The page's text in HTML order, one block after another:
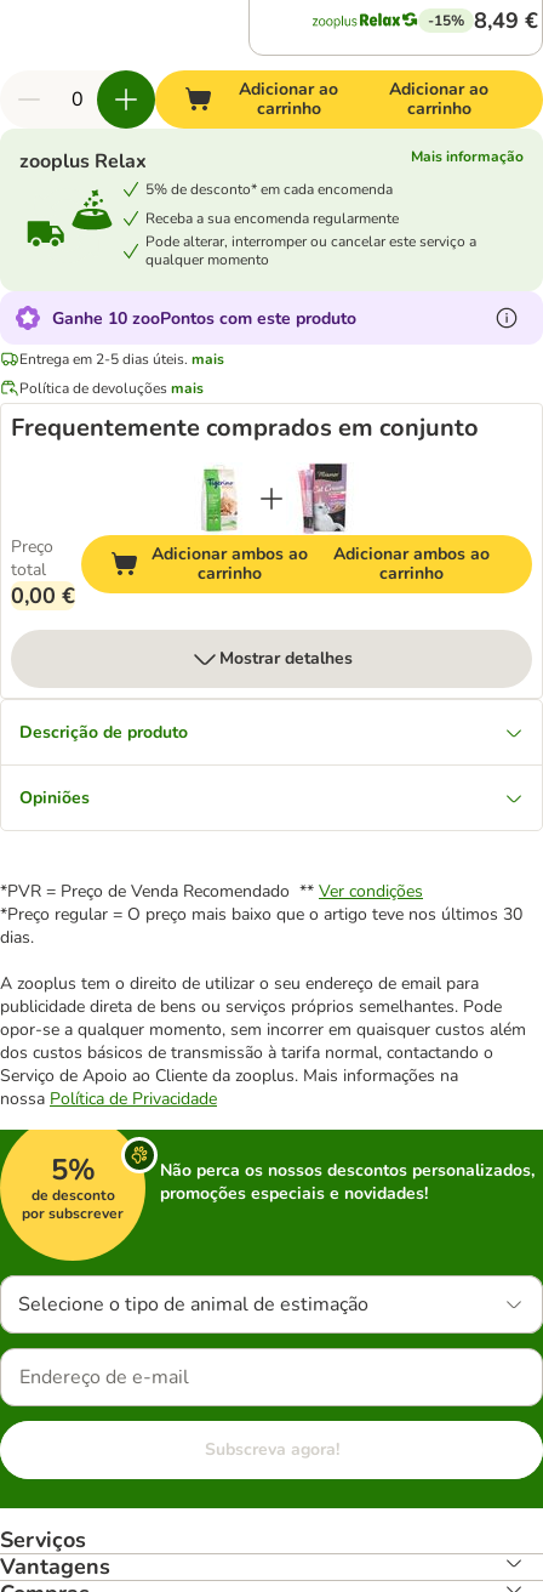
-15% 8,49 €
Adicionar ao
carrinho
Adicionar ao
carrinho
zooplus Relax
Mais informação
5% de desconto* em cada encomenda
Receba a sua encomenda regularmente
Pode alterar, interromper ou cancelar este serviço a
qualquer momento
Ganhe 10 zooPontos com este produto
Entrega em 2-5 dias úteis. mais
Política de devoluçõesmais
Frequentemente comprados em conjunto
Preço
total
0,00 €
Adicionar ambos ao
carrinho
Adicionar ambos ao
carrinho
Mostrar detalhes
Descrição de produto
Opiniões
*PVR = Preço de Venda Recomendado ** Ver condições
*Preço regular = O preço mais baixo que o artigo teve nos últimos 30
dias.
A zooplus tem o direito de utilizar o seu endereço de email para
publicidade direta de bens ou serviços próprios semelhantes. Pode
opor-se a qualquer momento, sem incorrer em quaisquer custos além
dos custos básicos de transmissão à tarifa normal, contactando o
Serviço de Apoio ao Cliente da zooplus. Mais informações na
nossa Política de Privacidade
5%
de desconto
por subscrever
Não perca os nossos descontos personalizados,
promoções especiais e novidades!
Selecione o tipo de animal de estimação
Subscreva agora!
Serviços
Vantagens